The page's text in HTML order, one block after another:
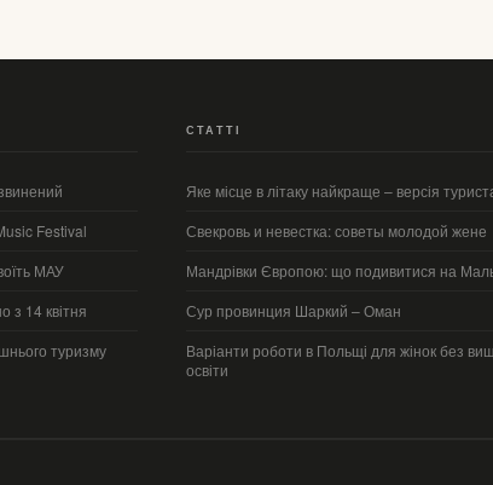
Festival
МАУ
з 14 квітня
туризму
СТАТТІ
Яке місце в літаку найкраще – версія
Свекровь и невестка: советы молодой жене
Мандрівки Європою: що подивитися на
Сур провинция Шаркий – Оман
Варіанти роботи в Польщі для жінок без
освіти